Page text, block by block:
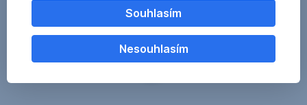
Souhlasím
Nesouhlasím